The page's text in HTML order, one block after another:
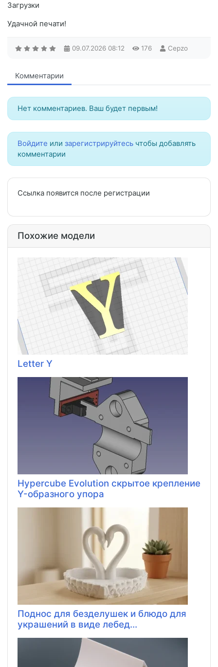
Загрузки
Удачной печати!
09.07.2026 08:12 176 Cepzo
Комментарии
Нет комментариев. Ваш будет первым!
Войдите или зарегистрируйтесь чтобы добавлять
комментарии
Ссылка появится после регистрации
Похожие модели
Letter Y
Hypercube Evolution скрытое крепление
Y-образного упора
Поднос для безделушек и блюдо для
украшений в виде лебед...